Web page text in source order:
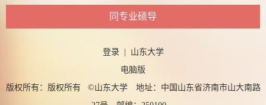
同专业硕导
登录| 山东大学
电脑版
版权所有：版权所有 ©山东大学 地址：中国山东省济南市山大南路